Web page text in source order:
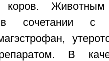
коров.
сочетании с
В